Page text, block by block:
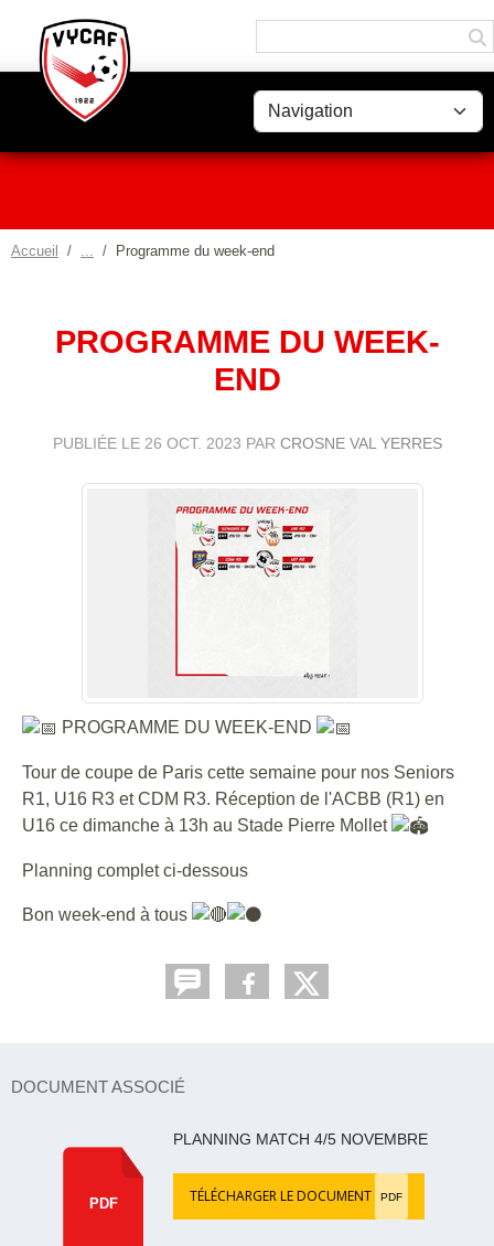
Accueil Programme du week-end
PROGRAMME DU WEEK-
END
PUBLIÉE LE 26 OCT. 2023 PAR CROSNE VAL YERRES
PROGRAMME DU WEEK-END
Tour de coupe de Paris cette semaine pour nos Seniors
R1, U16 R3 et CDM R3. Réception de l'ACBB (R1) en
U16 ce dimanche à 13h au Stade Pierre Mollet
Planning complet ci-dessous
Bon week-end à tous
DOCUMENT ASSOCIÉ
PDF
PLANNING MATCH 4/5 NOVEMBRE
TÉLÉCHARGER LE DOCUMENT PDF